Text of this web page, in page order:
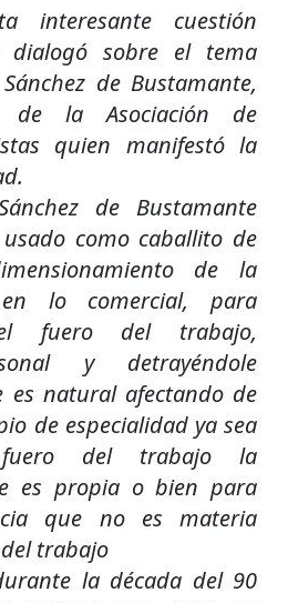
interesante cuestión
dialogó sobre el tema
de Bustamante,
de la Asociación de
quien manifestó la
de Bustamante
como caballito de
de la
lo comercial, para
fuero del trabajo,
y detrayéndole
es natural afectando de
de especialidad ya sea
del trabajo la
es propia o bien para
que no es materia
trabajo
la década del 90